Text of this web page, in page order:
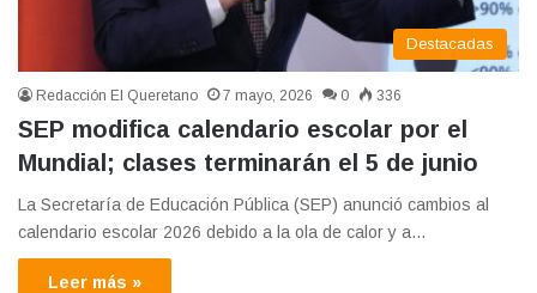
Destacadas
Redacción El Queretano 7 mayo, 2026 0 336
SEP modifica calendario escolar por el
Mundial; clases terminarán el 5 de junio
La Secretaría de Educación Pública (SEP) anunció cambios al
calendario escolar 2026 debido a la ola de calor y a…
Leer más »